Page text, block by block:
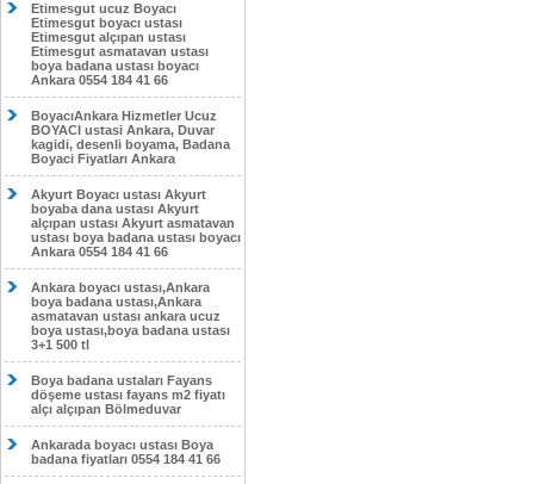
Etimesgut ucuz Boyacı
Etimesgut boyacı ustası
Etimesgut alçıpan ustası
Etimesgut asmatavan ustası
boya badana ustası boyacı
Ankara 0554 184 41 66
BoyacıAnkara Hizmetler Ucuz
BOYACI ustasi Ankara, Duvar
kagidi, desenli boyama, Badana
Boyaci Fiyatları Ankara
Akyurt Boyacı ustası Akyurt
boyaba dana ustası Akyurt
alçıpan ustası Akyurt asmatavan
ustası boya badana ustası boyacı
Ankara 0554 184 41 66
Ankara boyacı ustası,Ankara
boya badana ustası,Ankara
asmatavan ustası ankara ucuz
boya ustası,boya badana ustası
3+1 500 tl
Boya badana ustaları Fayans
döşeme ustası fayans m2 fiyatı
alçı alçıpan Bölmeduvar
Ankarada boyacı ustası Boya
badana fiyatları 0554 184 41 66